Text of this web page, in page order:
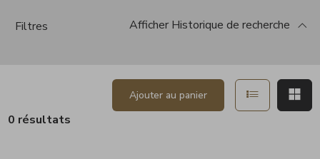
Filtres AfficherHistorique de recherche
0 résultats
Ajouter au panier Afficher en